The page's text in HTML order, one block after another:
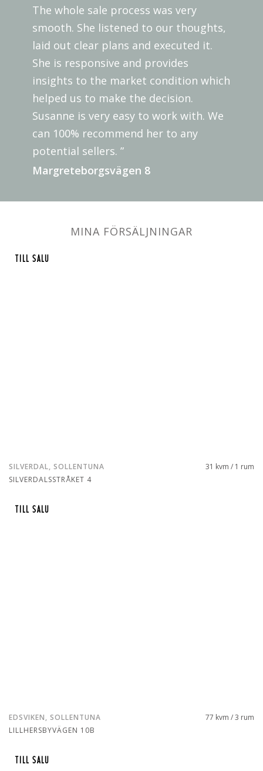
The whole sale process was very
smooth. She listened to our thoughts,
laid out clear plans and executed it.
She is responsive and provides
insights to the market condition which
helped us to make the decision.
Susanne is very easy to work with. We
can 100% recommend her to any
potential sellers. ”
Margreteborgsvägen 8
MINA FÖRSÄLJNINGAR
TILL SALU
SILVERDAL, SOLLENTUNA
SILVERDALSSTRÅKET 4
31 kvm / 1 rum
TILL SALU
EDSVIKEN, SOLLENTUNA
LILLHERSBYVÄGEN 10B
77 kvm / 3 rum
TILL SALU